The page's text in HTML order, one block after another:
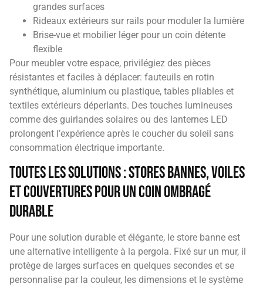
grandes surfaces
Rideaux extérieurs sur rails pour moduler la lumière
Brise-vue et mobilier léger pour un coin détente
flexible
Pour meubler votre espace, privilégiez des pièces
résistantes et faciles à déplacer: fauteuils en rotin
synthétique, aluminium ou plastique, tables pliables et
textiles extérieurs déperlants. Des touches lumineuses
comme des guirlandes solaires ou des lanternes LED
prolongent l’expérience après le coucher du soleil sans
consommation électrique importante.
Toutes les solutions : stores bannes, voiles
et couvertures pour un coin ombragé
durable
Pour une solution durable et élégante, le store banne est
une alternative intelligente à la pergola. Fixé sur un mur, il
protège de larges surfaces en quelques secondes et se
personnalise par la couleur, les dimensions et le système